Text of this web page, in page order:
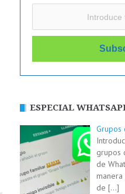
ESPECIAL
Grupos
grupos
de
de […]